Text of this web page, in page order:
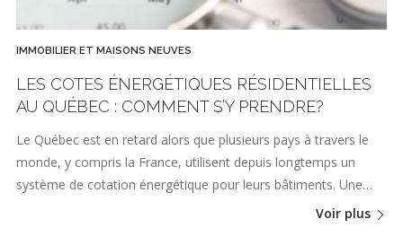
IMMOBILIER ET MAISONS NEUVES
LES COTES ÉNERGÉTIQUES RÉSIDENTIELLES
AU QUÉBEC : COMMENT S’Y PRENDRE?
Le Québec est en retard alors que plusieurs pays à travers le
monde, y compris la France, utilisent depuis longtemps un
système de cotation énergétique pour leurs bâtiments. Une…
Voir plus